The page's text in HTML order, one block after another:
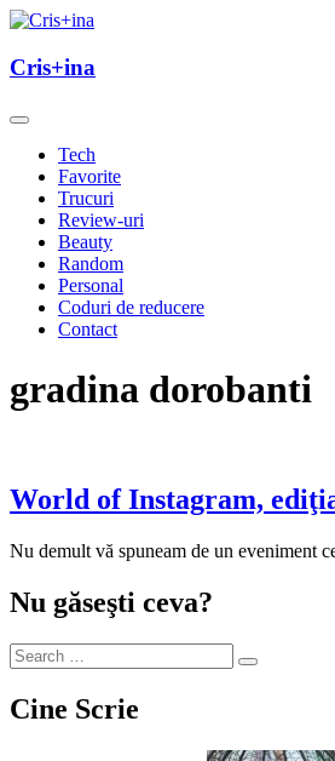
Skip
content
Cris+ina
Cris+ina
Tech
Favorite
Trucuri
Review-uri
Beauty
Random
Personal
Coduri de reducere
Contact
gradina dorobanti
World of Instagram,
Nu demult vă spuneam de un eveniment
Nu găseşti ceva?
Cine Scrie